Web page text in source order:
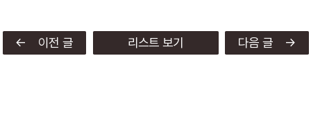
← 이전 글 리스트 보기 다음 글 →